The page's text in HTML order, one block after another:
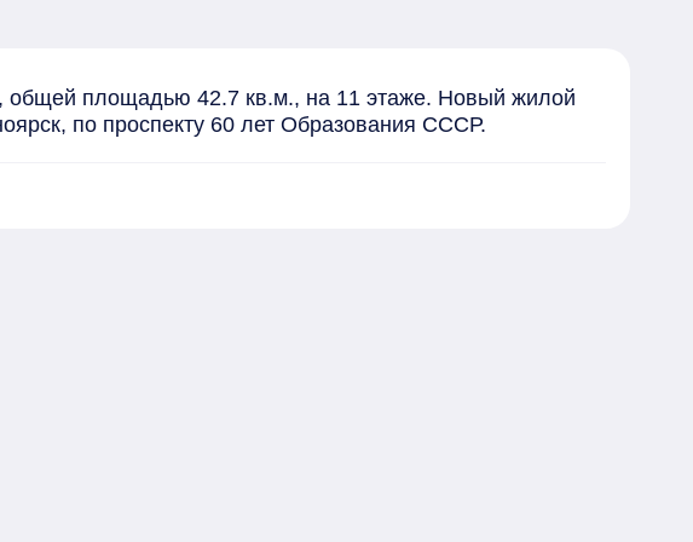
общей площадью 42.7 кв.м., на 11 этаже. Новый жилой
по проспекту 60 лет Образования СССР.